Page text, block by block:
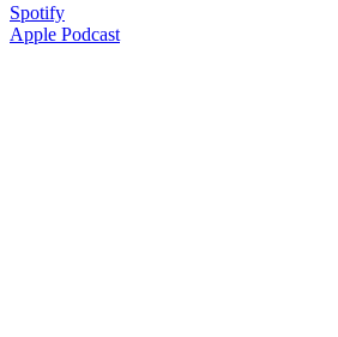
Spotify
Apple Podcast